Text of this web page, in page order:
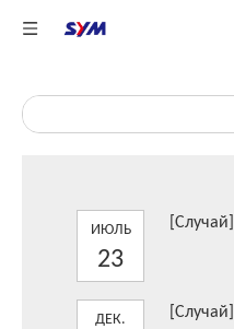
ИЮЛЬ
23
Случай
ДЕК. Случай